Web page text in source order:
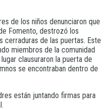
de los niños denunciaron que
Fomento, destrozó los
cerraduras de las puertas. Este
miembros de la comunidad
clausuraron la puerta de
se encontraban dentro de
están juntando firmas para